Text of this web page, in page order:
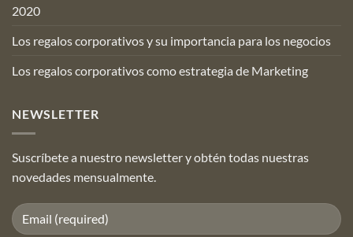
2020
Los regalos corporativos y su importancia para los negocios
Los regalos corporativos como estrategia de Marketing
NEWSLETTER
Suscríbete a nuestro newsletter y obtén todas nuestras
novedades mensualmente.